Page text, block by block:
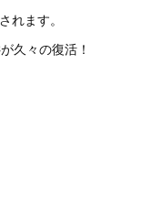
れます。
久々の復活！